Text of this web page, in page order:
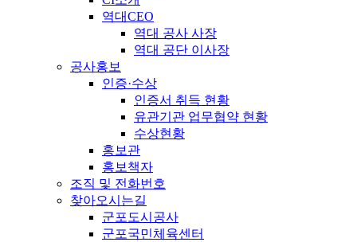
역대CEO
역대 공사 사장
역대 공단 이사장
공사홍보
인증·수상
인증서 취득 현황
유관기관 업무협약 현황
수상현황
홍보관
홍보책자
조직 및 전화번호
찾아오시는길
군포도시공사
군포국민체육센터